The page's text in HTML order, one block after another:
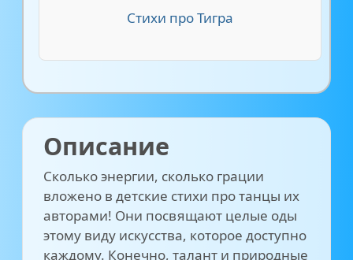
Стихи про Тигра
Описание
Сколько энергии, сколько грации
вложено в детские стихи про танцы их
авторами! Они посвящают целые оды
этому виду искусства, которое доступно
каждому. Конечно, талант и природные